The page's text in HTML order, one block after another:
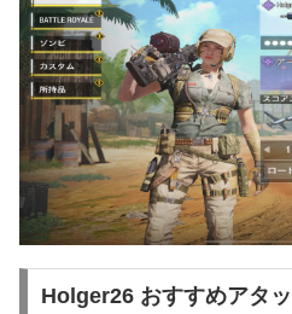
Holger26 おすすめアタ